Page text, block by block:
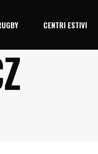
CENTRI ESTIVI
in the cart.